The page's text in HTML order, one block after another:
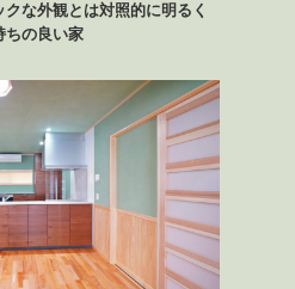
な外観とは対照的に明るく
ちの良い家